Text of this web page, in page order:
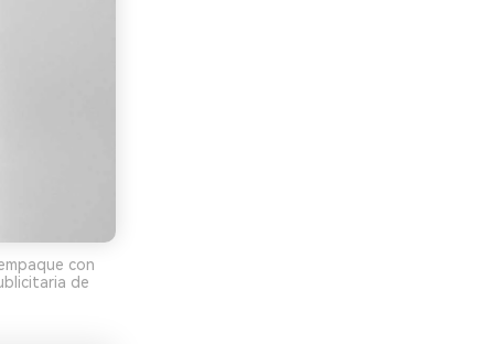
con
de